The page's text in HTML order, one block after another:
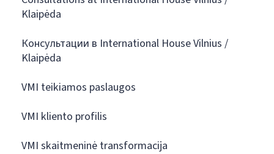
Klaipėda
Консультации в International House Vilnius /
Klaipėda
VMI teikiamos paslaugos
VMI kliento profilis
VMI skaitmeninė transformacija